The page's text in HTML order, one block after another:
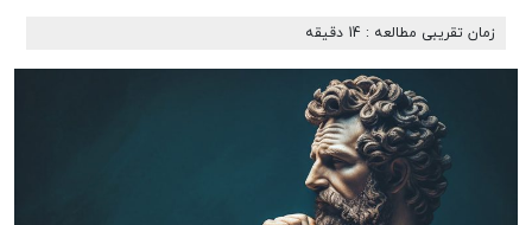
زمان تقریبی مطالعه : 14 دقیقه